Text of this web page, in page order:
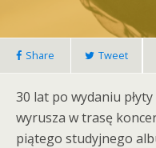
Share Tweet
30 lat po wydaniu płyty
wyrusza w trasę
piątego studyjnego